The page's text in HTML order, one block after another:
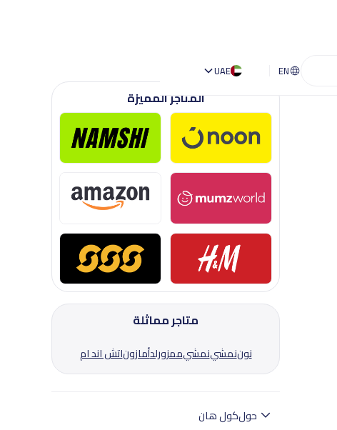
EN
UAE
المتاجر المميزة
متاجر مماثلة
نوننمشينمشيممزورلدأمازوناتش اند ام
حولكول هان